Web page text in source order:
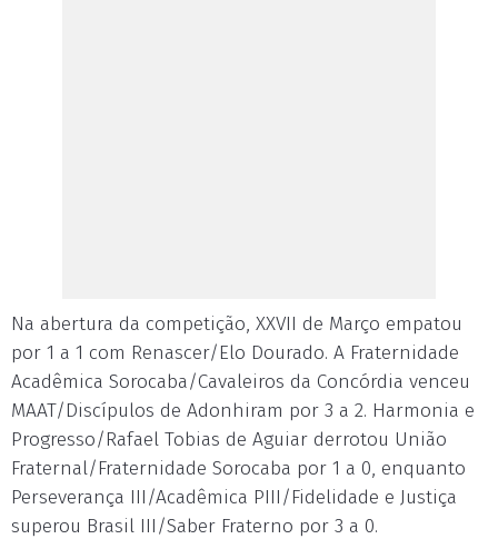
Na abertura da competição, XXVII de Março empatou
por 1 a 1 com Renascer/Elo Dourado. A Fraternidade
Acadêmica Sorocaba/Cavaleiros da Concórdia venceu
MAAT/Discípulos de Adonhiram por 3 a 2. Harmonia e
Progresso/Rafael Tobias de Aguiar derrotou União
Fraternal/Fraternidade Sorocaba por 1 a 0, enquanto
Perseverança III/Acadêmica PIII/Fidelidade e Justiça
superou Brasil III/Saber Fraterno por 3 a 0.